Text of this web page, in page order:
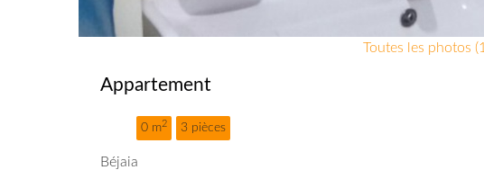
Toutes les photos
Appartement
0 m2 3 pièces
Béjaia